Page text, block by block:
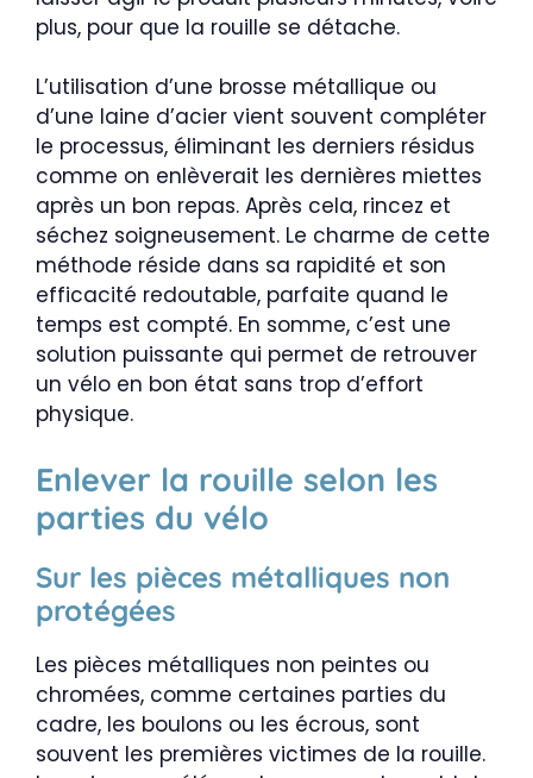
plus, pour que la rouille se détache.
L’utilisation d’une brosse métallique ou
d’une laine d’acier vient souvent compléter
le processus, éliminant les derniers résidus
comme on enlèverait les dernières miettes
après un bon repas. Après cela, rincez et
séchez soigneusement. Le charme de cette
méthode réside dans sa rapidité et son
efficacité redoutable, parfaite quand le
temps est compté. En somme, c’est une
solution puissante qui permet de retrouver
un vélo en bon état sans trop d’effort
physique.
Enlever la rouille selon les
parties du vélo
Sur les pièces métalliques non
protégées
Les pièces métalliques non peintes ou
chromées, comme certaines parties du
cadre, les boulons ou les écrous, sont
souvent les premières victimes de la rouille.